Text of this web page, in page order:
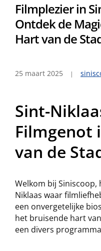
Filmplezier in
Ontdek de
Hart van de
25 maart 2025
Sint-
Filmgenot
van de
Welkom bij
Niklaas waar
een onvergetelijke
het bruisende hart
een divers